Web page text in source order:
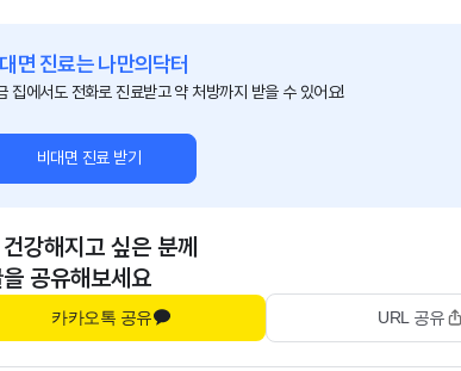
면 진료는 나만의닥터
집에서도 전화로 진료받고 약 처방까지 받을 수 있어요!
비대면 진료 받기
강해지고 싶은 분께
공유해보세요
카카오톡 공유 URL 공유